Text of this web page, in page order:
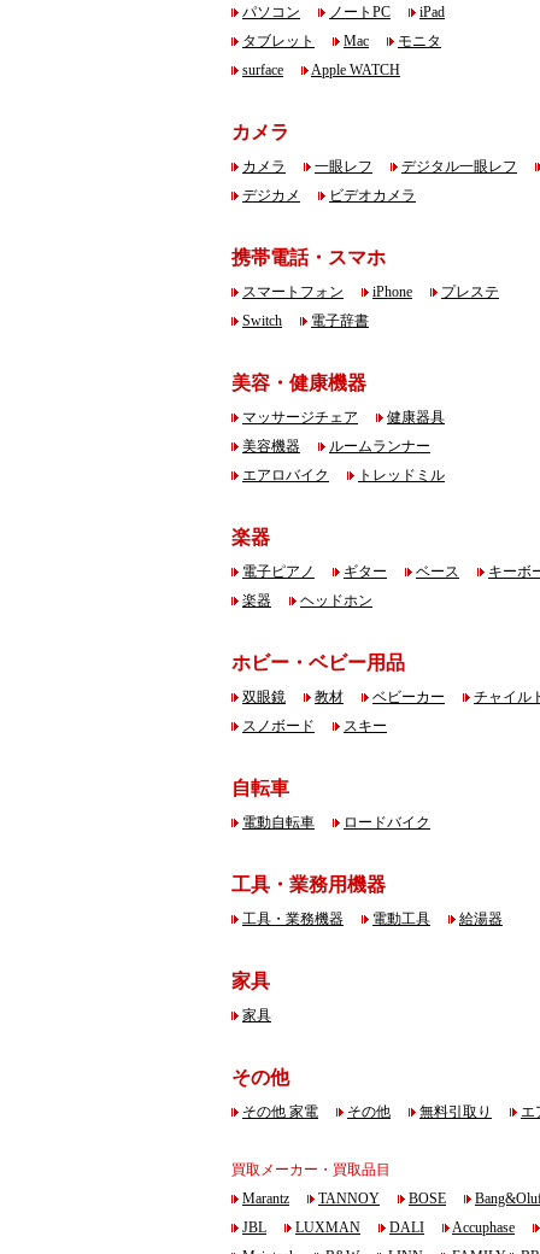
パソコン ノートPC
iPad
タブレット
Mac
モニタ
surface
Apple WATCH
カメラ
カメラ 一眼レフ デジタル一眼レフ
デジカメ
ビデオカメラ
携帯電話・スマホ
スマートフォン iPhone
プレステ
Switch
電子辞書
美容・健康機器
マッサージチェア
健康器具
美容機器
ルームランナー
エアロバイク
トレッドミル
楽器
電子ピアノ ギター ベース
キーボ
楽器
ヘッドホン
ホビー・ベビー用品
双眼鏡 教材 ベビーカー チャイル
スノボード
スキー
自転車
電動自転車 ロードバイク
工具・業務用機器
工具・業務機器 電動工具 給湯器
家具
家具
その他
その他 家電 その他 無料引取り エ
買取メーカー・買取品目
Marantz
TANNOY BOSE
JBL
LUXMAN DALI Accuphase